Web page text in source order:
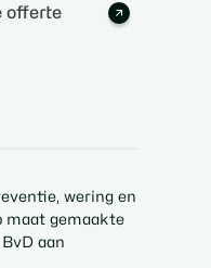
offerte
wering en
maat gemaakte
aan